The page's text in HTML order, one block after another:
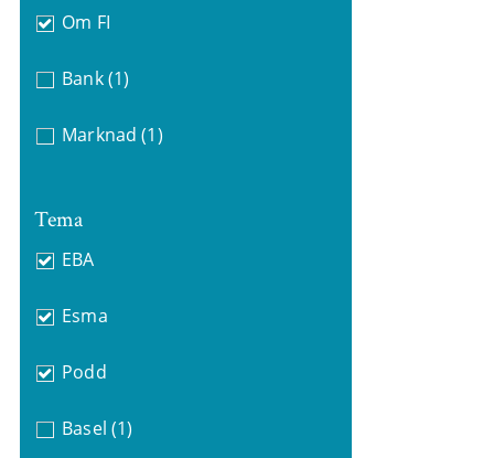
Om FI
Bank (1)
Marknad (1)
Tema
EBA
Esma
Podd
Basel (1)